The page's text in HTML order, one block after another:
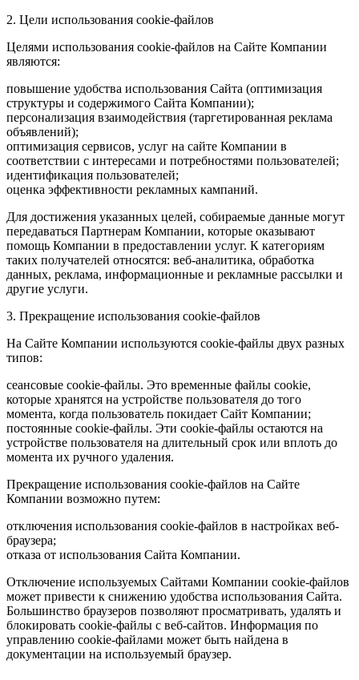
2. Цели использования cookie-файлов
Целями использования cookie-файлов на Сайте Компании
являются:
повышение удобства использования Сайта (оптимизация
структуры и содержимого Сайта Компании);
персонализация взаимодействия (таргетированная реклама
объявлений);
оптимизация сервисов, услуг на сайте Компании в
соответствии с интересами и потребностями пользователей;
идентификация пользователей;
оценка эффективности рекламных кампаний.
Для достижения указанных целей, собираемые данные могут
передаваться Партнерам Компании, которые оказывают
помощь Компании в предоставлении услуг. К категориям
таких получателей относятся: веб-аналитика, обработка
данных, реклама, информационные и рекламные рассылки и
другие услуги.
3. Прекращение использования cookie-файлов
На Сайте Компании используются cookie-файлы двух разных
типов:
сеансовые cookie-файлы. Это временные файлы cookie,
которые хранятся на устройстве пользователя до того
момента, когда пользователь покидает Сайт Компании;
постоянные cookie-файлы. Эти cookie-файлы остаются на
устройстве пользователя на длительный срок или вплоть до
момента их ручного удаления.
Прекращение использования cookie-файлов на Сайте
Компании возможно путем:
отключения использования cookie-файлов в настройках веб-
браузера;
отказа от использования Сайта Компании.
Отключение используемых Сайтами Компании cookie-файлов
может привести к снижению удобства использования Сайта.
Большинство браузеров позволяют просматривать, удалять и
блокировать cookie-файлы c веб-сайтов. Информация по
управлению cookie-файлами может быть найдена в
документации на используемый браузер.